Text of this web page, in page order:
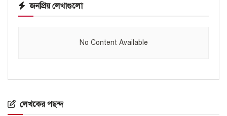
জনপ্রিয় লেখাগুলো
No Content Available
লেখকের পছন্দ